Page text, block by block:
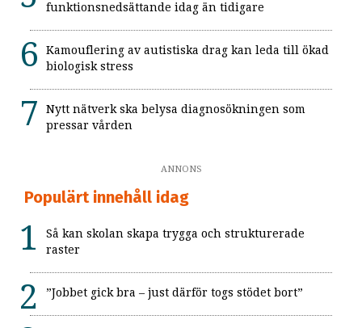
funktionsnedsättande idag än tidigare
Kamouflering av autistiska drag kan leda till ökad
biologisk stress
Nytt nätverk ska belysa diagnosökningen som
pressar vården
ANNONS
Populärt innehåll idag
Så kan skolan skapa trygga och strukturerade
raster
”Jobbet gick bra – just därför togs stödet bort”